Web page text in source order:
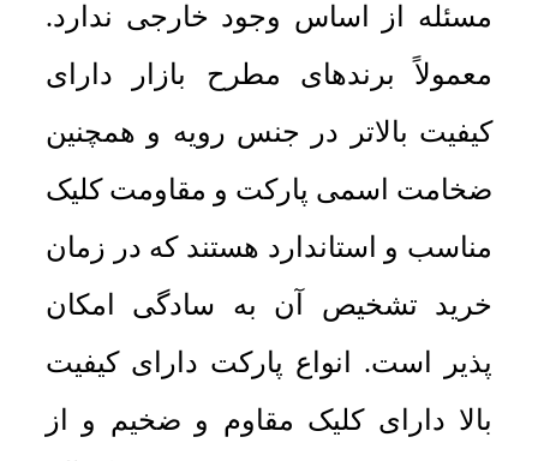
مسئله از اساس وجود خارجی ندارد.
معمولاً برندهای مطرح بازار دارای
کیفیت بالاتر در جنس رویه و همچنین
ضخامت اسمی پارکت و مقاومت کلیک
مناسب و استاندارد هستند که در زمان
خرید تشخیص آن به سادگی امکان
پذیر است. انواع پارکت دارای کیفیت
بالا دارای کلیک مقاوم و ضخیم و از